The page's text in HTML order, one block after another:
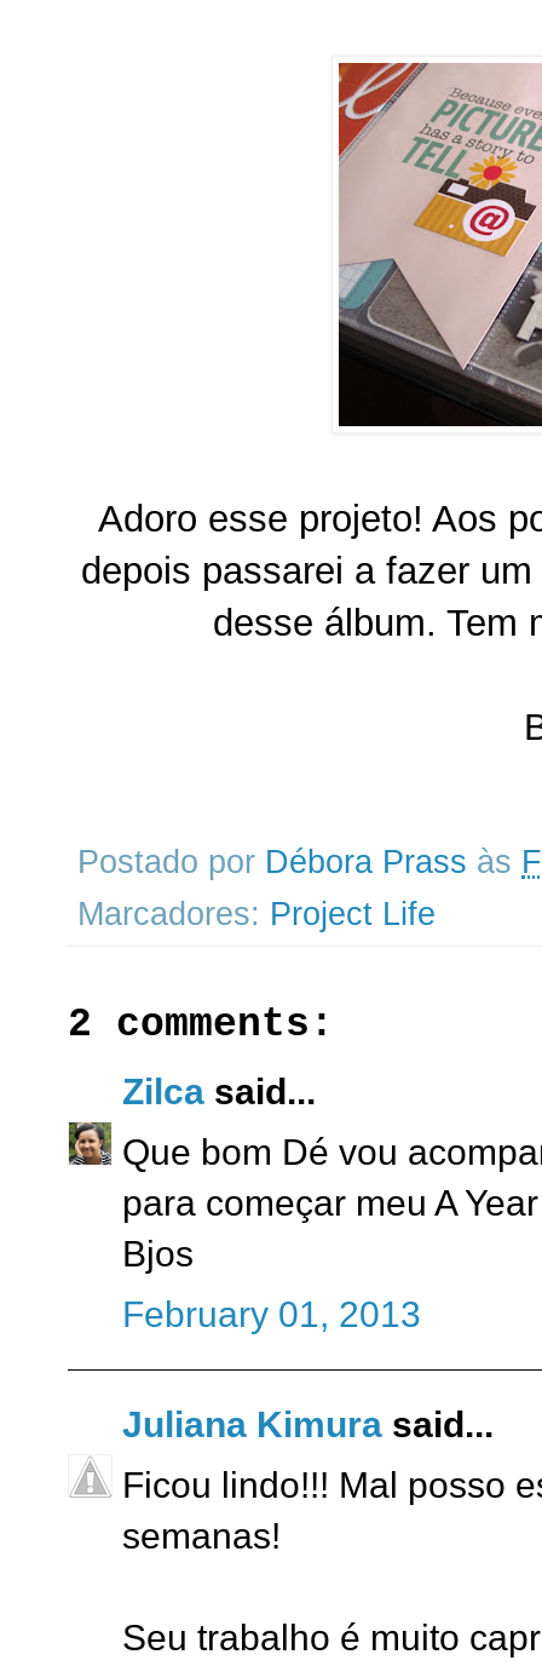
Adoro esse projeto! Aos
depois passarei a fazer
desse álbum. Tem
Postado por Débora Prass às
Marcadores: Project Life
2 comments:
Zilca said...
Que bom Dé vou
para começar meu A
Bjos
February 01, 2013
Juliana Kimura said...
Ficou lindo!!! Mal posso
semanas!
Seu trabalho é muito